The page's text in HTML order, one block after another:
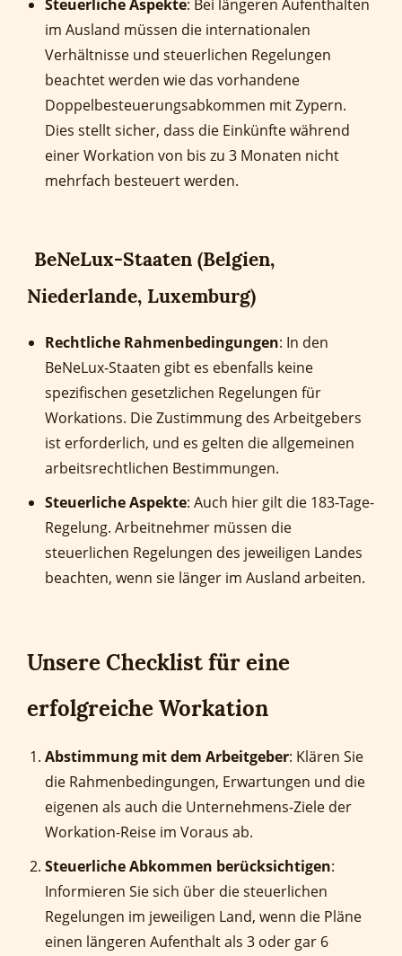
Steuerliche Aspekte: Bei längeren Aufenthalten
im Ausland müssen die internationalen
Verhältnisse und steuerlichen Regelungen
beachtet werden wie das vorhandene
Doppelbesteuerungsabkommen mit Zypern.
Dies stellt sicher, dass die Einkünfte während
einer Workation von bis zu 3 Monaten nicht
mehrfach besteuert werden.
BeNeLux-Staaten (Belgien,
Niederlande, Luxemburg)
Rechtliche Rahmenbedingungen: In den
BeNeLux-Staaten gibt es ebenfalls keine
spezifischen gesetzlichen Regelungen für
Workations. Die Zustimmung des Arbeitgebers
ist erforderlich, und es gelten die allgemeinen
arbeitsrechtlichen Bestimmungen.
Steuerliche Aspekte: Auch hier gilt die 183-Tage-
Regelung. Arbeitnehmer müssen die
steuerlichen Regelungen des jeweiligen Landes
beachten, wenn sie länger im Ausland arbeiten.
Unsere Checklistfür eine
erfolgreiche Workation
Abstimmung mit dem Arbeitgeber: Klären Sie
die Rahmenbedingungen, Erwartungen und die
eigenen als auch die Unternehmens-Ziele der
Workation-Reise im Voraus ab.
Steuerliche Abkommen berücksichtigen:
Informieren Sie sich über die steuerlichen
Regelungen im jeweiligen Land, wenn die Pläne
einen längeren Aufenthalt als 3 oder gar 6